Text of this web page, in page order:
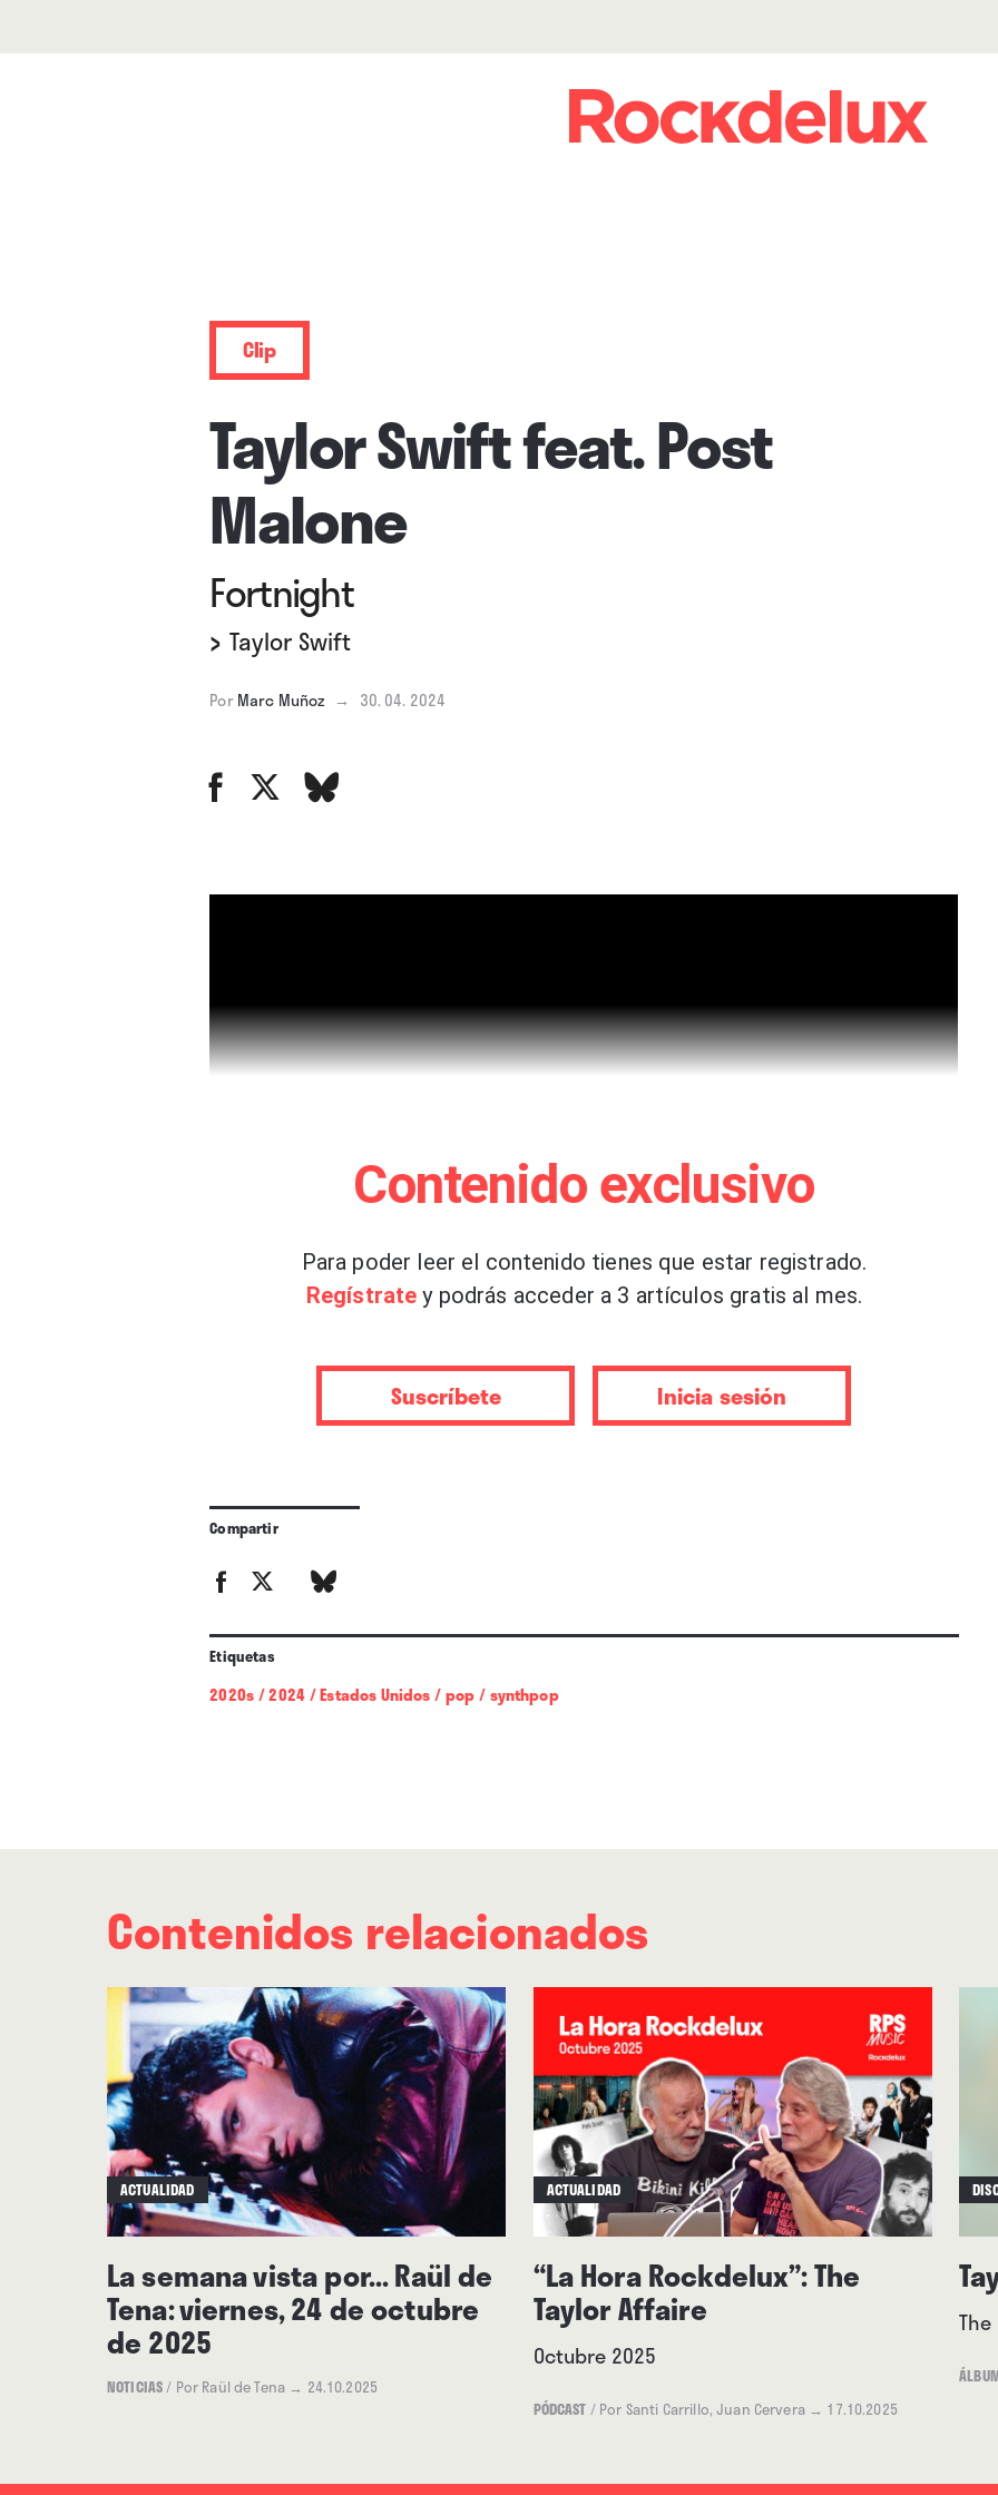
Clip
Taylor Swift feat. Post
Malone
Fortnight
› Taylor Swift
Por Marc Muñoz → 30. 04. 2024
Contenido exclusivo
Para poder leer el contenido tienes que estar registrado.
Regístrate y podrás acceder a 3 artículos gratis al mes.
Suscríbete Inicia sesión
Compartir
Etiquetas
2020s/2024/Estados Unidos /pop/synthpop
Contenidos relacionados
ACTUALIDAD
La semana vista por... Raül de
Tena: viernes, 24 de octubre
de 2025
NOTICIAS/ Por Raül de Tena → 24.10.2025
ACTUALIDAD
“La Hora Rockdelux”: The
Taylor Affaire
Octubre 2025
PÓDCAST / Por Santi Carrillo, Juan Cervera → 17.10.2025